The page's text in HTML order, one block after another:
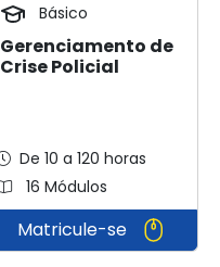
Básico
Gerenciamento de
Crise Policial
De 10 a 120 horas
16 Módulos
Matricule-se